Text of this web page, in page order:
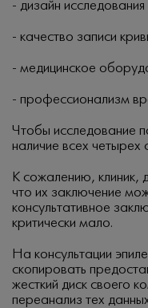
- дизайн исследования
- качество записи
- медицинское
- профессионализм
Чтобы исследование
наличие всех четырех
К сожалению, клиник,
что их заключение
консультативное
критически мало.
На консультации
скопировать
жесткий диск своего
переанализ тех